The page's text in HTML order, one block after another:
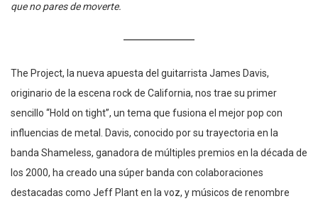
que no pares de moverte.
The Project, la nueva apuesta del guitarrista James Davis,
originario de la escena rock de California, nos trae su primer
sencillo “Hold on tight”, un tema que fusiona el mejor pop con
influencias de metal. Davis, conocido por su trayectoria en la
banda Shameless, ganadora de múltiples premios en la década de
los 2000, ha creado una súper banda con colaboraciones
destacadas como Jeff Plant en la voz, y músicos de renombre